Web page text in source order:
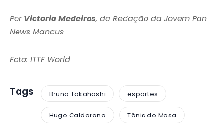
PorVictoria Medeiros, da Redação da Jovem Pan
News Manaus
Foto: ITTF World
Tags Bruna Takahashi esportes
Hugo Calderano Tênis de Mesa